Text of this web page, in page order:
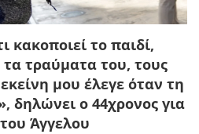
κακοποιεί το παιδί,
τραύματα του, τους
μου έλεγε όταν τη
δηλώνει ο 44χρονος για
Άγγελου